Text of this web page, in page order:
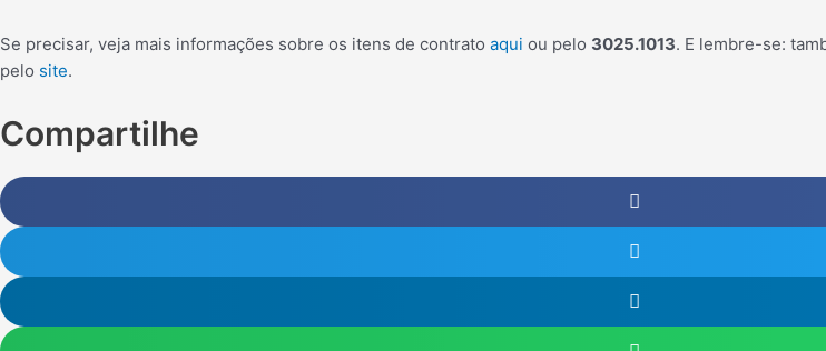
Se precisar, veja mais informações sobre os itens de contrato aqui ou pelo 3025.1013. E lembre-se:
pelo site.
Compartilhe